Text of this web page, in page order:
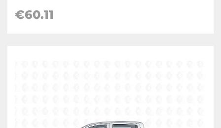
€60.11